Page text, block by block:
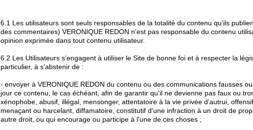
6.1 Les utilisateurs sont seuls responsables de la totalité du contenu qu’ils
des commentaires) VERONIQUE REDON n'est pas responsable du contenu
opinion exprimée dans tout contenu utilisateur.
6.2 Les Utilisateurs s'engagent à utiliser le Site de bonne foi et à respecter la
particulier, à s'abstenir de :
- envoyer à VERONIQUE REDON du contenu ou des communications fausses
jour ce contenu, le cas échéant, afin de garantir qu'il ne devienne pas faux ou
xénophobe, abusif, illégal, mensonger, attentatoire à la vie privée d'autrui,
menaçant ou harcelant, diffamatoire, constitutif d'une infraction à un droit de
autre droit, ou qui encourage ou participe à l'une de ces choses ;